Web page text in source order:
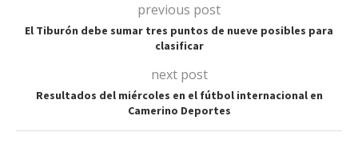
previous post
El Tiburón debe sumar tres puntos de nueve posibles para
clasificar
next post
Resultados del miércoles en el fútbol internacional en
Camerino Deportes